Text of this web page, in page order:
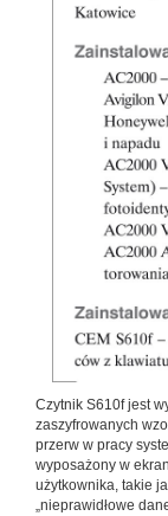
Czytnik S610f jest
zaszyfrowanych
przerw w pracy
wyposażony w
użytkownika, takie
„nieprawidłowe